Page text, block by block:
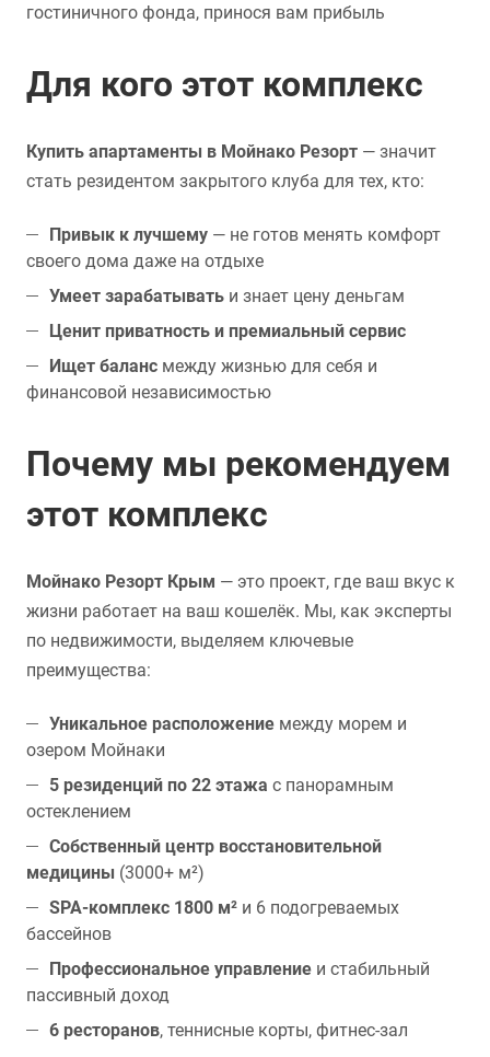
гостиничного фонда, принося вам прибыль
Для кого этот комплекс
Купить апартаменты в Мойнако Резорт — значит
стать резидентом закрытого клуба для тех, кто:
Привык к лучшему — не готов менять комфорт
своего дома даже на отдыхе
Умеет зарабатывать и знает цену деньгам
Ценит приватность и премиальный сервис
Ищет баланс между жизнью для себя и
финансовой независимостью
Почему мы рекомендуем
этот комплекс
Мойнако Резорт Крым — это проект, где ваш вкус к
жизни работает на ваш кошелёк. Мы, как эксперты
по недвижимости, выделяем ключевые
преимущества:
Уникальное расположение между морем и
озером Мойнаки
5 резиденций по 22 этажа с панорамным
остеклением
Собственный центр восстановительной
медицины (3000+ м²)
SPA-комплекс 1800 м² и 6 подогреваемых
бассейнов
Профессиональное управление и стабильный
пассивный доход
6 ресторанов, теннисные корты, фитнес-зал